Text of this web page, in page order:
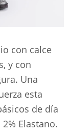
con calce
y con
Una
esta
de día
Elastano.